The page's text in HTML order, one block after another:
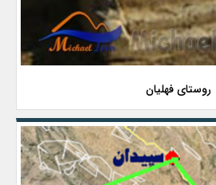
روستای فهلیان